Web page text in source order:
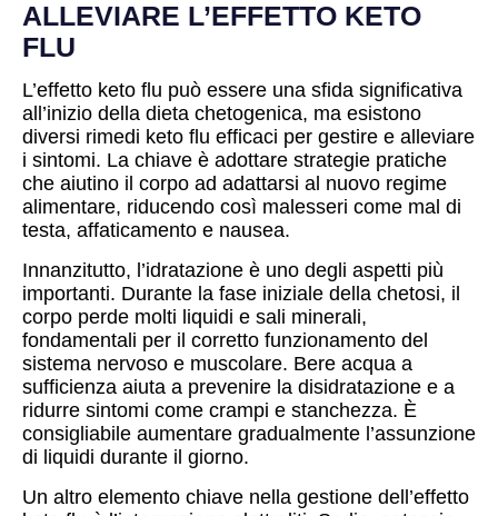
ALLEVIARE L’EFFETTO KETO
FLU
L’effetto keto flu può essere una sfida significativa
all’inizio della dieta chetogenica, ma esistono
diversi rimedi keto flu efficaci per gestire e alleviare
i sintomi. La chiave è adottare strategie pratiche
che aiutino il corpo ad adattarsi al nuovo regime
alimentare, riducendo così malesseri come mal di
testa, affaticamento e nausea.
Innanzitutto, l’idratazione è uno degli aspetti più
importanti. Durante la fase iniziale della chetosi, il
corpo perde molti liquidi e sali minerali,
fondamentali per il corretto funzionamento del
sistema nervoso e muscolare. Bere acqua a
sufficienza aiuta a prevenire la disidratazione e a
ridurre sintomi come crampi e stanchezza. È
consigliabile aumentare gradualmente l’assunzione
di liquidi durante il giorno.
Un altro elemento chiave nella gestione dell’effetto